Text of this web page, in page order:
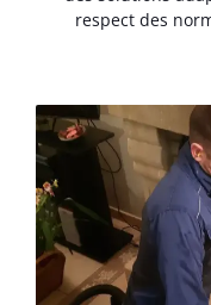
respect des